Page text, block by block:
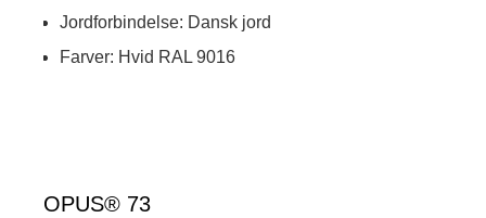
Jordforbindelse: Dansk jord
Farver: Hvid RAL 9016
OPUS® 73